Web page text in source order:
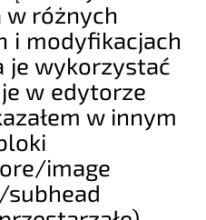
różnych
i modyfikacjach
je wykorzystać
w edytorze
w innym
image